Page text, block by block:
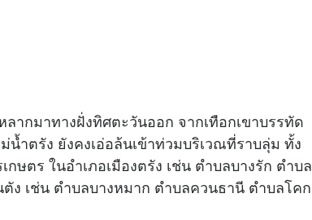
ชียลได้ที่
ากมาทางฝั่งทิศตะวันออก จากเทือกเขาบรรทัด
ำตรัง ยังคงเอ่อล้นเข้าท่วมบริเวณที่ราบลุ่ม ทั้ง
ษตร ในอำเภอเมืองตรัง เช่น ตำบลบางรัก ตำบล
ง เช่น ตำบลบางหมาก ตำบลควนธานี ตำบลโคก